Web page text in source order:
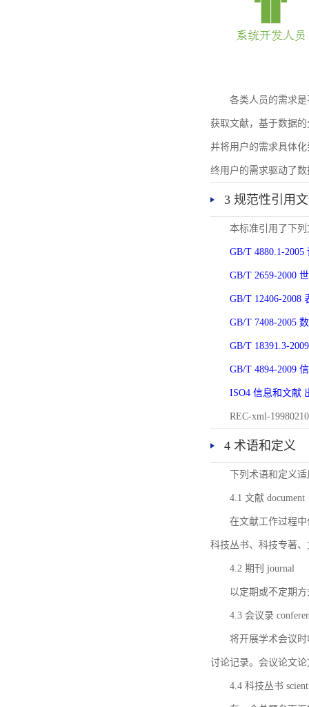
各类人员的需求
获取文献，基于数据
并将用户的需求具体
终用户的需求驱动了
3 规范性引用
本标准引用了下
GB/T 4880.1-
GB/T 2659-2000
GB/T 12406-2008
GB/T 7408-2005
GB/T 18391.3-
GB/T 4894-2009
ISO4 信息和文献
REC-xml-
4 术语和定义
下列术语和定义
4.1 文献 document
在文献工作过程
科技丛书、科技专著
4.2 期刊 journal
以定期或不定期
4.3 会议录
将开展学术会议
讨论记录。会议论文
4.4 科技丛书